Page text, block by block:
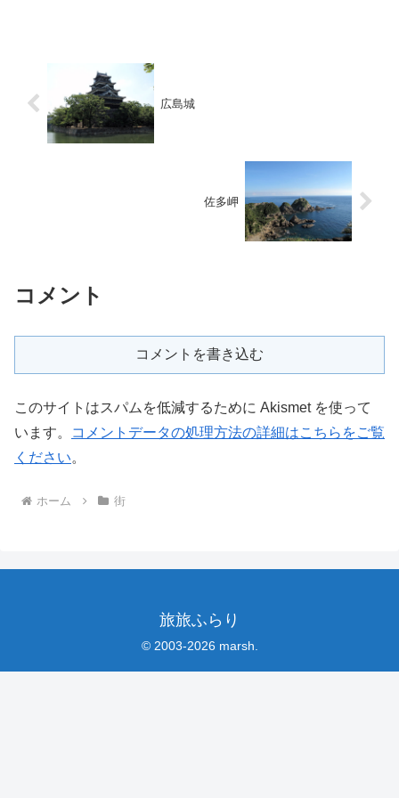
広島城
佐多岬
コメント
コメントを書き込む
このサイトはスパムを低減するために Akismet を使って
います。
コメントデータの処理方法の詳細はこちらをご覧
ください。
ホーム 街
旅旅ふらり
© 2003-2026 marsh.